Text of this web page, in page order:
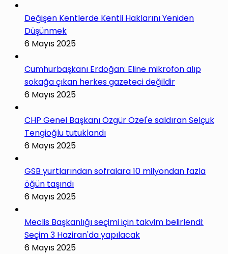
Değişen Kentlerde Kentli Haklarını Yeniden
Düşünmek
6 Mayıs 2025
Cumhurbaşkanı Erdoğan: Eline mikrofon alıp
sokağa çıkan herkes gazeteci değildir
6 Mayıs 2025
CHP Genel Başkanı Özgür Özel'e saldıran Selçuk
Tengioğlu tutuklandı
6 Mayıs 2025
GSB yurtlarından sofralara 10 milyondan fazla
öğün taşındı
6 Mayıs 2025
Meclis Başkanlığı seçimi için takvim belirlendi:
Seçim 3 Haziran'da yapılacak
6 Mayıs 2025